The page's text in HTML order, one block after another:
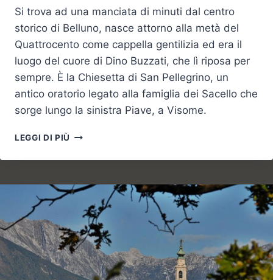
Si trova ad una manciata di minuti dal centro
storico di Belluno, nasce attorno alla metà del
Quattrocento come cappella gentilizia ed era il
luogo del cuore di Dino Buzzati, che lì riposa per
sempre. È la Chiesetta di San Pellegrino, un
antico oratorio legato alla famiglia dei Sacello che
sorge lungo la sinistra Piave, a Visome.
LEGGI DI PIÙ
DE
PELLEGRINO,
“MUNDO”
POÉTICO